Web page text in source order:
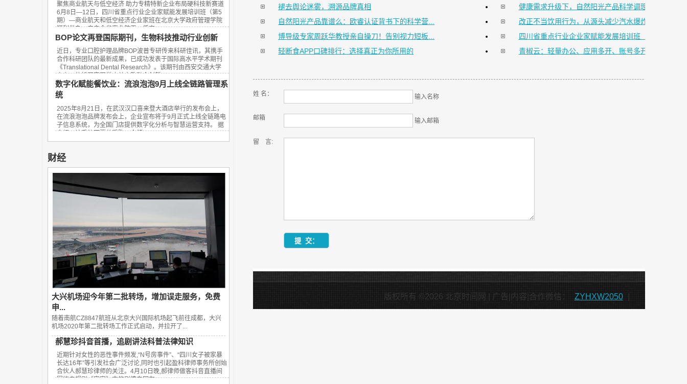
聚焦商业航天与低空经济 助力专精特新企业布局硬科技新赛道
6月8日—12日，四川省重点行业企业家赋能发展培训班（第5
期）—商业航天和低空经济企业家班在北京大学政府管理学院
顺利举办。来自全省商业航天、低空...
BOP论文再登国际期刊，生物科技推动行业创新
近日，专业口腔护理品牌BOP波普专研传来科研佳讯，其携手
合作科研团队的最新成果，已成功发表于国际高水平学术期刊
《Translational Dental Research》。该期刊由西安交通大学
主办，依托国家医学攻关产教融合创新...
数字化赋能餐饮业：流浪泡泡9月上线全链路管理系
统
2025年8月21日，在武汉汉口喜来登大酒店举行的发布会上，
在流浪泡泡品牌发布会上，企业宣布将于9月正式上线全链路电
子信息系统，为全国门店提供数字化分析与智慧运营支持。 据
介绍，该系统可覆盖采购、仓储、...
财经
大兴机场迎今年第二批转场，增加误走服务，免费
申...
随着南航CZ8847航班从北京大兴国际机场起飞前往成都，大兴
机场2020年第二批转场工作正式启动，并拉开了...
郝慧珍抖音首播，追剧讲法科普法律知识
近期针对女性的恶性事件频发,“N号房事件”、“四川女子被家暴
长达16年”等引发社会广泛讨论,同时也引起盈科律师事务所创始
合伙人郝慧珍律师的关注。4月10日晚,郝律师做客抖音直播间
围绕电视剧《安家》中的剧情向网友...
褪去舆论迷雾，溯源品牌真相
健康需求升级下，自然阳光产品科学调理实力解读
自然阳光产品靠谱么：欧睿认证背书下的科学营...
改正不当饮用行为，从源头减少汽水爆炸爆瓶发生
博导级专家周跃华教授亲自操刀！告别视力短板...
四川省重点行业企业家赋能发展培训班（第5期...
轻断食APP口碑排行：选择真正为你所用的
青椒云：轻量办公、应用多开、账号多开……CPU ...
姓 名： 输入名称
邮箱 输入邮箱
留 言:
版权所有 ©2026 北京时间网 | 广告|内容|合作微信： ZYHXW2050